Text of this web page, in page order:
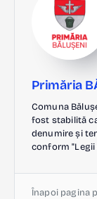
Primăria
Comuna
fost stabilită
denumire și
conform "Legii
Înapoi pagina